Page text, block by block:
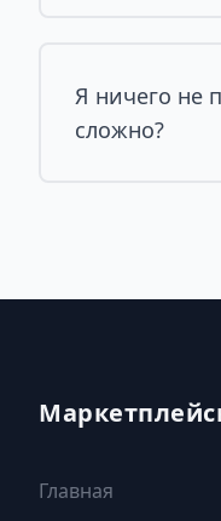
Я ничего не
сложно?
Главная